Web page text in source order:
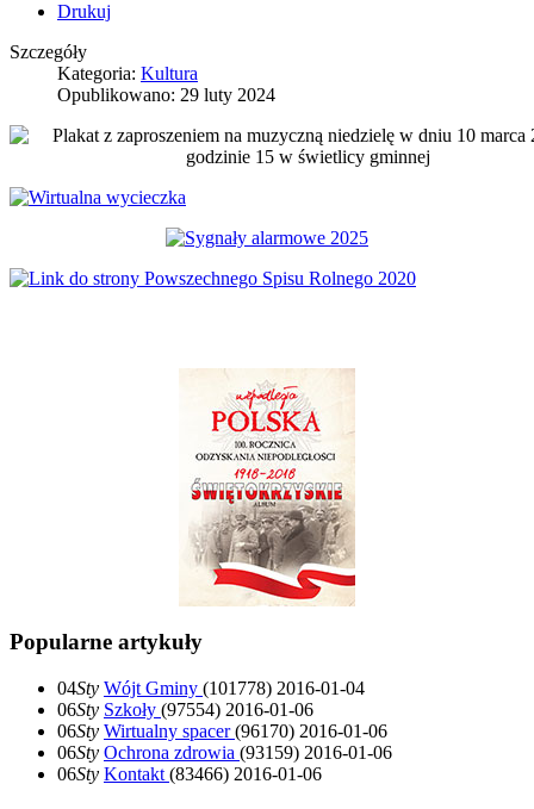
Drukuj
Szczegóły
Kategoria: Kultura
Opublikowano: 29 luty 2024
Popularne artykuły
04Sty Wójt Gminy (101778) 2016-01-04
06Sty Szkoły (97554) 2016-01-06
06Sty Wirtualny spacer(96170) 2016-01-06
06Sty Ochrona zdrowia (93159) 2016-01-06
06Sty Kontakt (83466) 2016-01-06